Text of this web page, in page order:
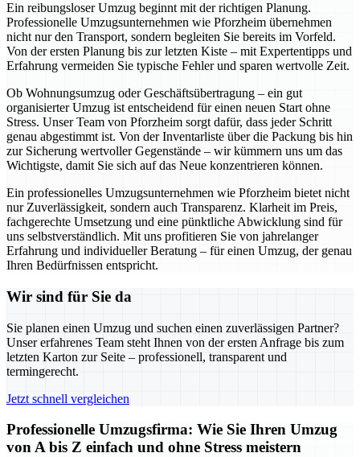
Ein reibungsloser Umzug beginnt mit der richtigen Planung.
Professionelle Umzugsunternehmen wie Pforzheim übernehmen
nicht nur den Transport, sondern begleiten Sie bereits im Vorfeld.
Von der ersten Planung bis zur letzten Kiste – mit Expertentipps und
Erfahrung vermeiden Sie typische Fehler und sparen wertvolle Zeit.
Ob Wohnungsumzug oder Geschäftsübertragung – ein gut
organisierter Umzug ist entscheidend für einen neuen Start ohne
Stress. Unser Team von Pforzheim sorgt dafür, dass jeder Schritt
genau abgestimmt ist. Von der Inventarliste über die Packung bis hin
zur Sicherung wertvoller Gegenstände – wir kümmern uns um das
Wichtigste, damit Sie sich auf das Neue konzentrieren können.
Ein professionelles Umzugsunternehmen wie Pforzheim bietet nicht
nur Zuverlässigkeit, sondern auch Transparenz. Klarheit im Preis,
fachgerechte Umsetzung und eine pünktliche Abwicklung sind für
uns selbstverständlich. Mit uns profitieren Sie von jahrelanger
Erfahrung und individueller Beratung – für einen Umzug, der genau
Ihren Bedürfnissen entspricht.
Wir sind für Sie da
Sie planen einen Umzug und suchen einen zuverlässigen Partner?
Unser erfahrenes Team steht Ihnen von der ersten Anfrage bis zum
letzten Karton zur Seite – professionell, transparent und
termingerecht.
Jetzt schnell vergleichen
Professionelle Umzugsfirma: Wie Sie Ihren Umzug
von A bis Z einfach und ohne Stress meistern